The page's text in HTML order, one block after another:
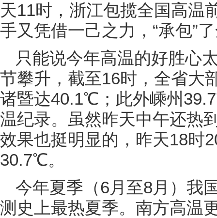
天11时，浙江包揽全国高温
手又凭借一己之力，“承包”
只能说今年高温的好胜心
节攀升，截至16时，全省大
诸暨达40.1℃；此外嵊州
温纪录。虽然昨天中午还热
效果也挺明显的，昨天18时
30.7℃。
今年夏季（6月至8月）我
测史上最热夏季。南方高温